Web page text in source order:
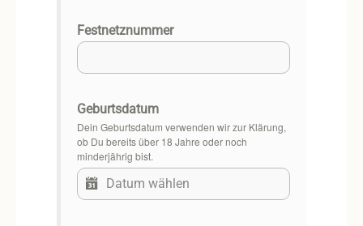
Festnetznummer
Geburtsdatum
Dein Geburtsdatum verwenden wir zur Klärung,
ob Du bereits über 18 Jahre oder noch
minderjährig bist.